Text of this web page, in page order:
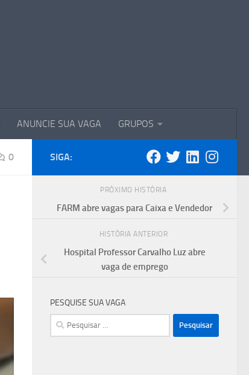
ANUNCIE SUA VAGA GRUPOS
0 SIGA:
PRÓXIMO HISTÓRIA
FARM abre vagas para Caixa e Vendedor
HISTÓRIA ANTERIOR
Hospital Professor Carvalho Luz abre
vaga de emprego
PESQUISE SUA VAGA
Pesquisar
por: